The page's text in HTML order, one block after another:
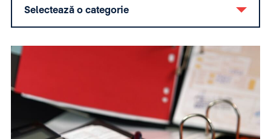
Selectează o categorie